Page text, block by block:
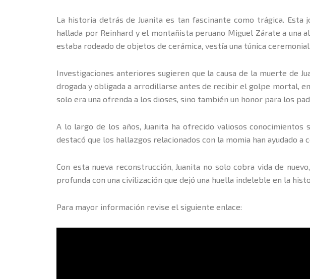
La historia detrás de Juanita es tan fascinante como trágica.
hallada por Reinhard y el montañista peruano Miguel Zárate a una
estaba rodeado de objetos de cerámica, vestía una túnica
Investigaciones anteriores sugieren que la causa de la muerte de
drogada y obligada a arrodillarse antes de recibir el golpe mortal,
solo era una ofrenda a los dioses, sino también un honor para los
A lo largo de los años, Juanita ha ofrecido valiosos conocimientos
destacó que los hallazgos relacionados con la momia han ayudado
Con esta nueva reconstrucción, Juanita no solo cobra vida de
profunda con una civilización que dejó una huella indeleble en la
Para mayor información revise el siguiente enlace: